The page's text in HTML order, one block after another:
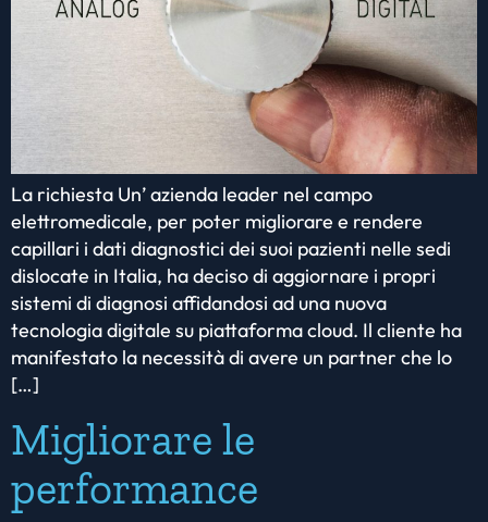
La richiesta Un’ azienda leader nel campo
elettromedicale, per poter migliorare e rendere
capillari i dati diagnostici dei suoi pazienti nelle sedi
dislocate in Italia, ha deciso di aggiornare i propri
sistemi di diagnosi affidandosi ad una nuova
tecnologia digitale su piattaforma cloud. Il cliente ha
manifestato la necessità di avere un partner che lo
[…]
Migliorare le
performance